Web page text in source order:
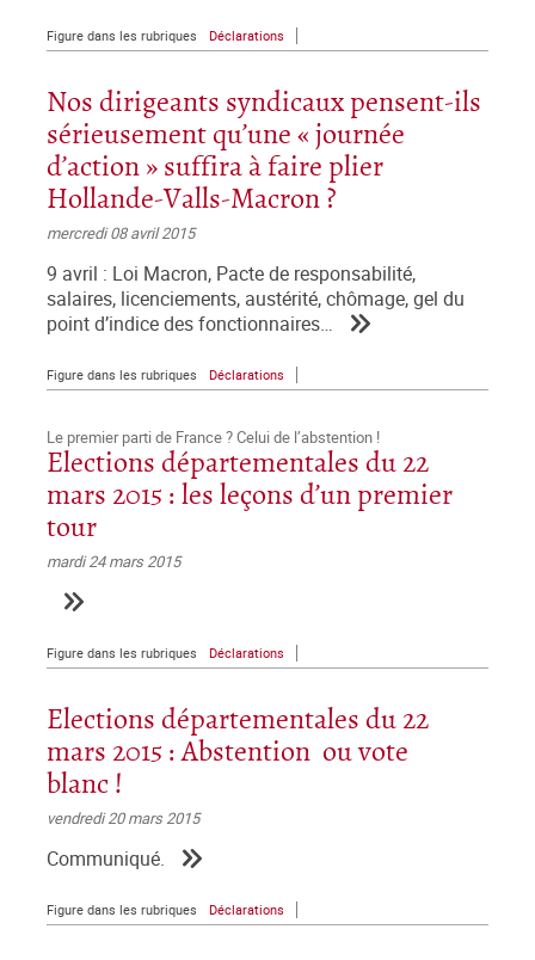
Figure dans les rubriques Déclarations
Nos dirigeants syndicaux pensent-ils
sérieusement qu’une « journée
d’action » suffira à faire plier
Hollande-Valls-Macron ?
mercredi 08 avril 2015
9 avril : Loi Macron, Pacte de responsabilité,
salaires, licenciements, austérité, chômage, gel du
point d’indice des fonctionnaires…
Figure dans les rubriques Déclarations
Le premier parti de France ? Celui de l’abstention !
Elections départementales du 22
mars 2015 : les leçons d’un premier
tour
mardi 24 mars 2015
Figure dans les rubriques Déclarations
Elections départementales du 22
mars 2015 : Abstention ou vote
blanc !
vendredi 20 mars 2015
Communiqué.
Figure dans les rubriques Déclarations